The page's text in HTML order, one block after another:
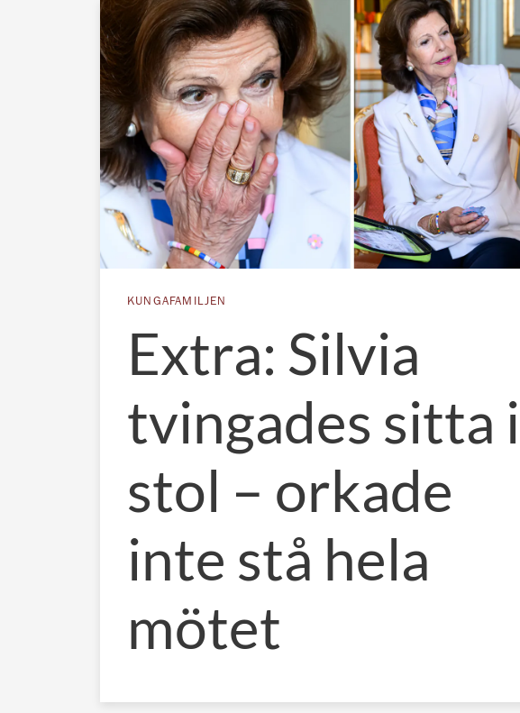
KUNGAFAMILJEN
Extra: Silvia
tvingades sitta i
stol – orkade
inte stå hela
mötet